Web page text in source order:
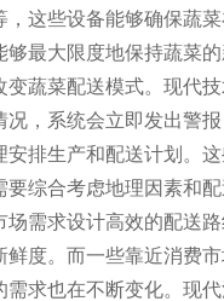
，这些设备能够确保蔬
够最大限度地保持蔬菜
变蔬菜配送模式。现代
况，系统会立即发出警
排生产和配送计划。
要综合考虑地理因素和
场需求设计高效的配送
度。而一些靠近消费
需求也在不断变化。现